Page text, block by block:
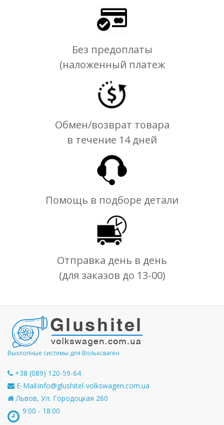
Без предоплаты
(наложенный платеж
Обмен/возврат товара
в течение 14 дней
Помощь в подборе детали
Отправка день в день
(для заказов до 13-00)
Выхлопные системы для Вольксваген
+38 (089) 120-59-64
E-Mail:info@glushitel-volkswagen.com.ua
Львов, Ул. Городоцкая 260
9:00 - 18:00